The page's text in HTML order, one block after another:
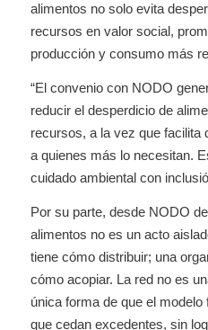
alimentos no solo evita
recursos en valor social,
producción y consumo más
“El convenio con NODO
reducir el desperdicio de
recursos, a la vez que facilita
a quienes más lo necesitan.
cuidado ambiental con
Por su parte, desde NODO
alimentos no es un acto
tiene cómo distribuir; una
cómo acopiar. La red no es
única forma de que el
que cedan excedentes, sin